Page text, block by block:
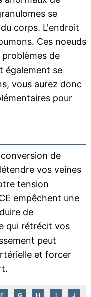
se
corps. L'endroit
Ces noeuds
de
également se
vous aurez donc
pour
de
vos veines
tension
empêchent une
de
qui rétrécit vos
peut
et forcer
F G H I J